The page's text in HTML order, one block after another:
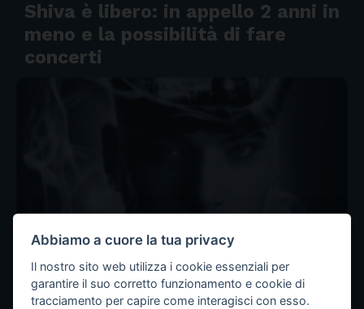
Shiva è libero: in appello 2 anni in
meno e la possibilità di fare
concerti
Abbiamo a cuore la tua privacy
Il nostro sito web utilizza i cookie essenziali per
garantire il suo corretto funzionamento e cookie di
tracciamento per capire come interagisci con esso.